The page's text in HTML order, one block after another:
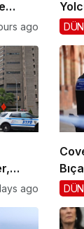
ago
ago